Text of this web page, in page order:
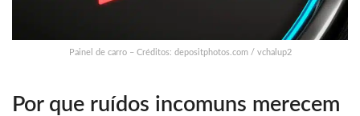
Painel de carro – Créditos: depositphotos.com / vchalup2
Por que ruídos incomuns merecem